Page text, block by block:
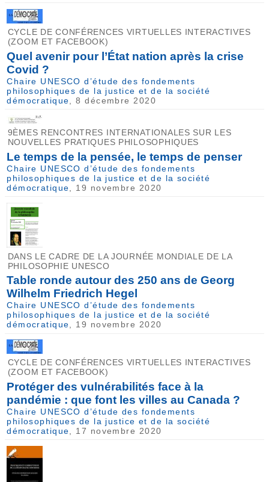
CYCLE DE CONFÉRENCES VIRTUELLES INTERACTIVES
(ZOOM ET FACEBOOK)
Quel avenir pour l’État nation après la crise
Covid ?
Chaire UNESCO d’étude des fondements
philosophiques de la justice et de la société
démocratique , 8 décembre 2020
9ÈMES RENCONTRES INTERNATIONALES SUR LES
NOUVELLES PRATIQUES PHILOSOPHIQUES
Le temps de la pensée, le temps de penser
Chaire UNESCO d’étude des fondements
philosophiques de la justice et de la société
démocratique , 19 novembre 2020
DANS LE CADRE DE LA JOURNÉE MONDIALE DE LA
PHILOSOPHIE UNESCO
Table ronde autour des 250 ans de Georg
Wilhelm Friedrich Hegel
Chaire UNESCO d’étude des fondements
philosophiques de la justice et de la société
démocratique, 19 novembre 2020
CYCLE DE CONFÉRENCES VIRTUELLES INTERACTIVES
(ZOOM ET FACEBOOK)
Protéger des vulnérabilités face à la
pandémie : que font les villes au Canada ?
Chaire UNESCO d’étude des fondements
philosophiques de la justice et de la société
démocratique , 17 novembre 2020